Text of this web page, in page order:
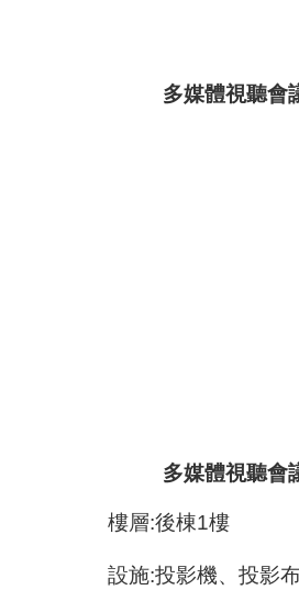
多媒體視聽會
多媒體視聽會
樓層:後棟1樓
設施:投影機、投影